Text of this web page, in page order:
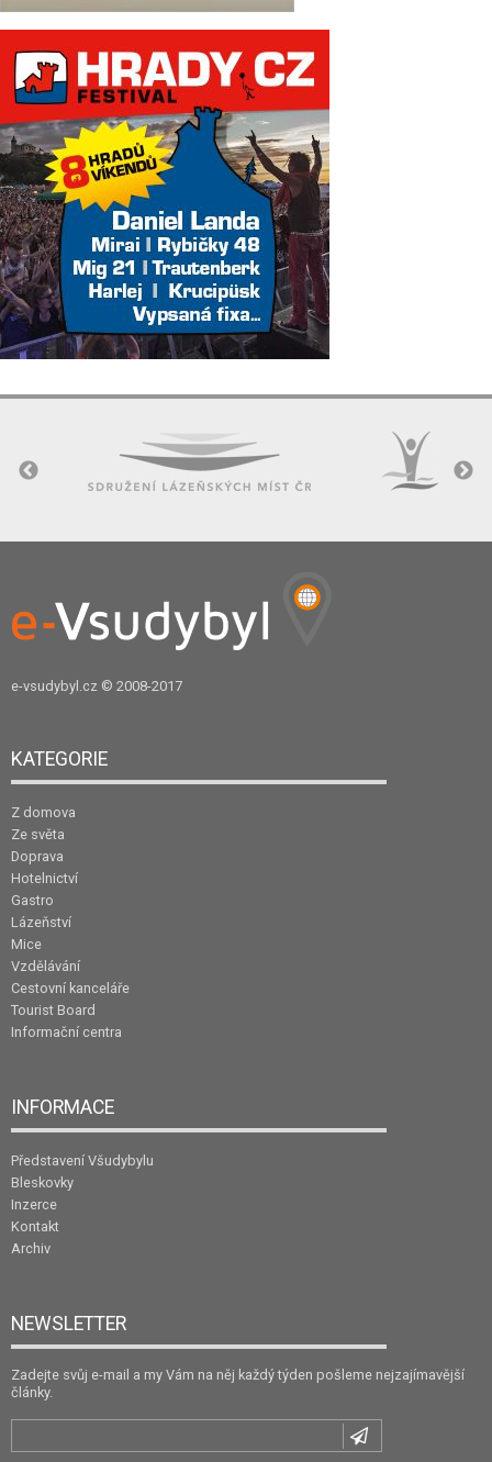
e-vsudybyl.cz © 2008-2017
KATEGORIE
Z domova
Ze světa
Doprava
Hotelnictví
Gastro
Lázeňství
Mice
Vzdělávání
Cestovní kanceláře
Tourist Board
Informační centra
INFORMACE
Představení Všudybylu
Bleskovky
Inzerce
Kontakt
Archiv
NEWSLETTER
Zadejte svůj e-mail a my Vám na něj každý týden pošleme nejzajímavější
články.